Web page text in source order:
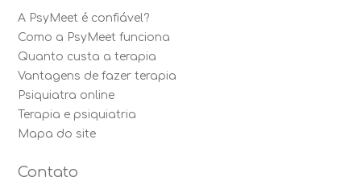
A PsyMeet é confiável?
Como a PsyMeet funciona
Quanto custa a terapia
Vantagens de fazer terapia
Psiquiatra online
Terapia e psiquiatria
Mapa do site
Contato